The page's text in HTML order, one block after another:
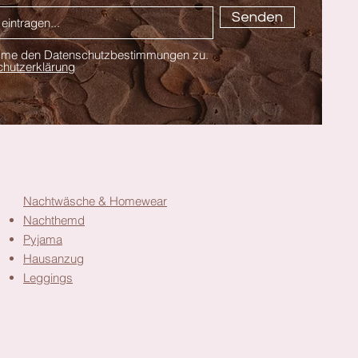
Senden
den Datenschutzbestimmungen zu.
Nachtwäsche & Homewear
Nachthemd
Pyjama
Hausanzug
Leggings